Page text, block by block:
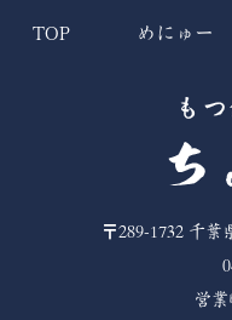
TOP めにゅー
〒289-1732 千葉
営